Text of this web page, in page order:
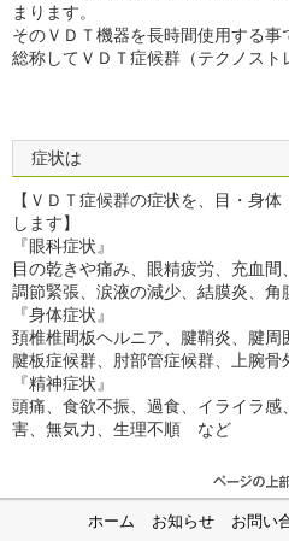
まります。
そのＶＤＴ機器を長時間使用する
総称してＶＤＴ症候群（テクノスト
症状は
【ＶＤＴ症候群の症状を、目・身
します】
『眼科症状』
目の乾きや痛み、眼精疲労、充血間
調節緊張、涙液の減少、結膜炎、
『身体症状』
頚椎椎間板ヘルニア、腱鞘炎、腱
腱板症候群、肘部管症候群、上腕
『精神症状』
頭痛、食欲不振、過食、イライラ
害、無気力、生理不順 など
ホーム お知らせ お問い